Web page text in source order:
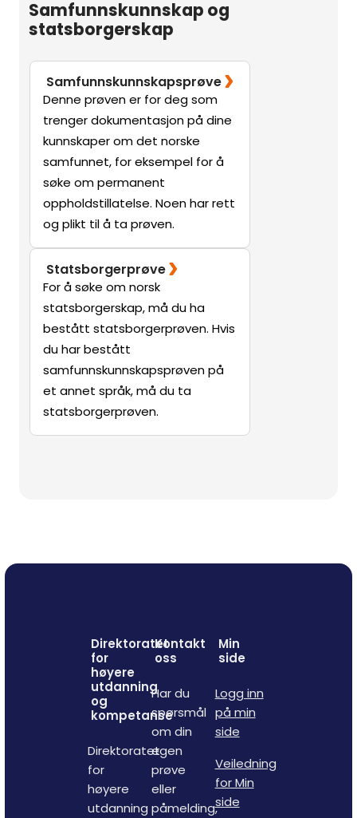
Samfunnskunnskap og
statsborgerskap
Samfunnskunnskapsprøve
Denne prøven er for deg som
trenger dokumentasjon på dine
kunnskaper om det norske
samfunnet, for eksempel for å
søke om permanent
oppholdstillatelse. Noen har rett
og plikt til å ta prøven.
Statsborgerprøve
For å søke om norsk
statsborgerskap, må du ha
bestått statsborgerprøven. Hvis
du har bestått
samfunnskunnskapsprøven på
et annet språk, må du ta
statsborgerprøven.
Direktoratet
for
høyere
utdanning
og
kompetanse
Direktoratet
for
høyere
utdanning
Kontakt
oss
Har du
spørsmål
om din
egen
prøve
eller
påmelding,
Min
side
Logg inn
på min
side
Veiledning
for Min
side